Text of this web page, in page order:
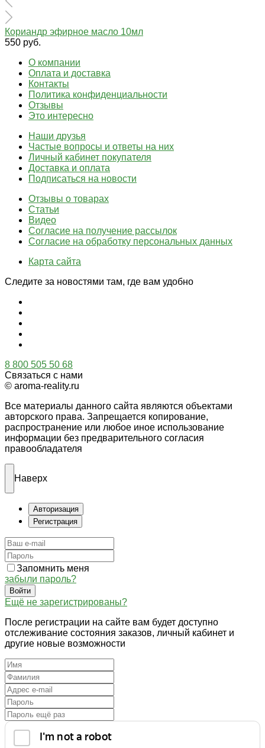
Кориандр эфирное масло 10мл
550 руб.
О компании
Оплата и доставка
Контакты
Политика конфиденциальности
Отзывы
Это интересно
Наши друзья
Частые вопросы и ответы на них
Личный кабинет покупателя
Доставка и оплата
Подписаться на новости
Отзывы о товарах
Статьи
Видео
Согласие на получение рассылок
Согласие на обработку персональных данных
Карта сайта
Следите за новостями там, где вам удобно
8 800 505 50 68
Связаться с нами
© aroma-reality.ru
Все материалы данного сайта являются объектами
авторского права. Запрещается копирование,
распространение или любое иное использование
информации без предварительного согласия
правообладателя
Наверх
Авторизация
Регистрация
Запомнить меня
забыли пароль?
Войти
Ещё не зарегистрированы?
После регистрации на сайте вам будет доступно
отслеживание состояния заказов, личный кабинет и
другие новые возможности